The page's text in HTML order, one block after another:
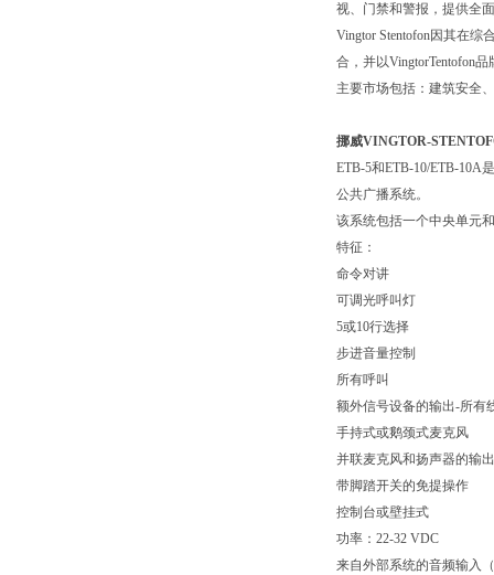
视、门禁和警报，提供全
Vingtor Stentofon因其在综
合，并以VingtorTentofon品
主要市场包括：建筑安全
挪威VINGTOR-
ETB-5和ETB-10/ETB-10A
公共广播系统。
该系统包括一个中央单元
特征：
命令对讲
可调光呼叫灯
5或10行选择
步进音量控制
所有呼叫
额外信号设备的输出-所有
手持式或鹅颈式麦克风
并联麦克风和扬声器的输出
带脚踏开关的免提操作
控制台或壁挂式
功率： 22-32 VDC
来自外部系统的音频输入（